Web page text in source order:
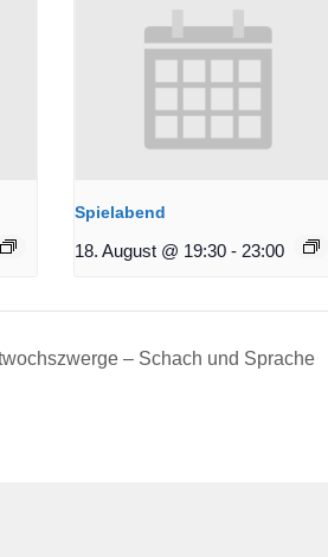
Spielabend
18. August @ 19:30 - 23:00
– Schach und Sprache